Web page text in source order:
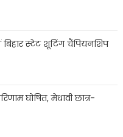
स्टेट शूटिंग चैंपियनशिप
घोषित, मेधावी छात्र-